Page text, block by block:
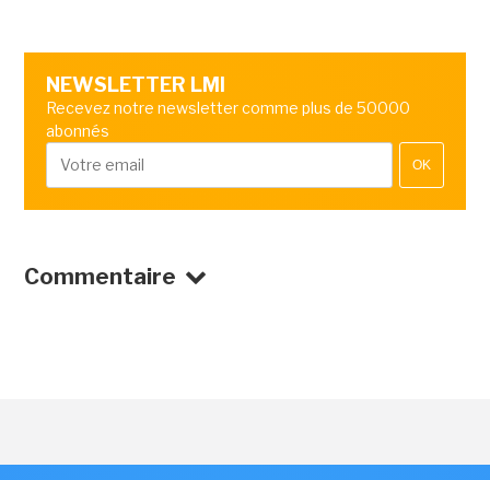
NEWSLETTER LMI
Recevez notre newsletter comme plus de 50000
abonnés
OK
Commentaire